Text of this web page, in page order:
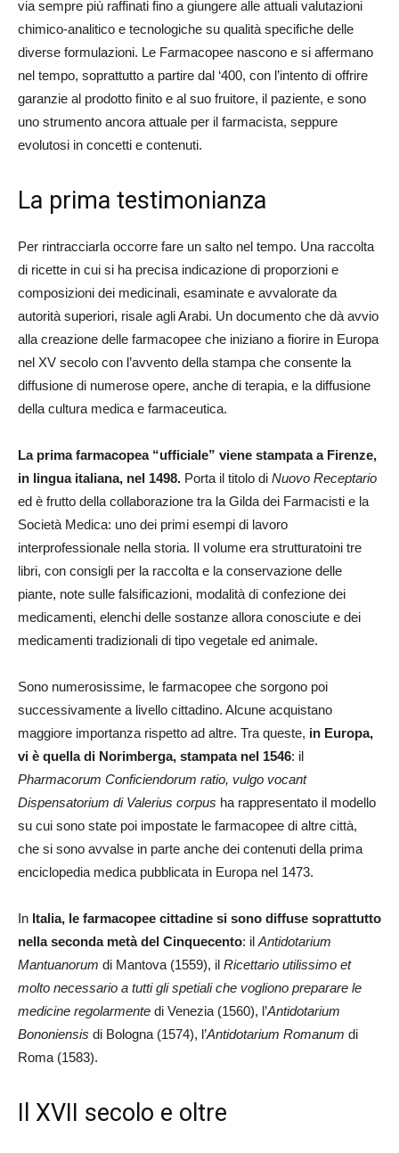
via sempre più raffinati fino a giungere alle attuali valutazioni
chimico-analitico e tecnologiche su qualità specifiche delle
diverse formulazioni. Le Farmacopee nascono e si affermano
nel tempo, soprattutto a partire dal ‘400, con l’intento di offrire
garanzie al prodotto finito e al suo fruitore, il paziente, e sono
uno strumento ancora attuale per il farmacista, seppure
evolutosi in concetti e contenuti.
La prima testimonianza
Per rintracciarla occorre fare un salto nel tempo. Una raccolta
di ricette in cui si ha precisa indicazione di proporzioni e
composizioni dei medicinali, esaminate e avvalorate da
autorità superiori, risale agli Arabi. Un documento che dà avvio
alla creazione delle farmacopee che iniziano a fiorire in Europa
nel XV secolo con l’avvento della stampa che consente la
diffusione di numerose opere, anche di terapia, e la diffusione
della cultura medica e farmaceutica.
La prima farmacopea “ufficiale” viene stampata a Firenze,
in lingua italiana, nel 1498. Porta il titolo di Nuovo Receptario
ed è frutto della collaborazione tra la Gilda dei Farmacisti e la
Società Medica: uno dei primi esempi di lavoro
interprofessionale nella storia. Il volume era strutturatoini tre
libri, con consigli per la raccolta e la conservazione delle
piante, note sulle falsificazioni, modalità di confezione dei
medicamenti, elenchi delle sostanze allora conosciute e dei
medicamenti tradizionali di tipo vegetale ed animale.
Sono numerosissime, le farmacopee che sorgono poi
successivamente a livello cittadino. Alcune acquistano
maggiore importanza rispetto ad altre. Tra queste, in Europa,
vi è quella di Norimberga, stampata nel 1546: il
Pharmacorum Conficiendorum ratio, vulgo vocant
Dispensatorium di Valerius corpus ha rappresentato il modello
su cui sono state poi impostate le farmacopee di altre città,
che si sono avvalse in parte anche dei contenuti della prima
enciclopedia medica pubblicata in Europa nel 1473.
In Italia, le farmacopee cittadine si sono diffuse soprattutto
nella seconda metà del Cinquecento: il Antidotarium
Mantuanorum di Mantova (1559), il Ricettario utilissimo et
molto necessario a tutti gli spetiali che vogliono preparare le
medicine regolarmente di Venezia (1560), l’Antidotarium
Bononiensis di Bologna (1574), l’Antidotarium Romanum di
Roma (1583).
Il XVII secolo e oltre